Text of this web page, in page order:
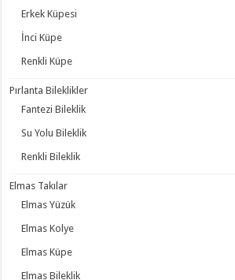
Erkek Küpesi
İnci Küpe
Renkli Küpe
Pırlanta Bileklikler
Fantezi Bileklik
Su Yolu Bileklik
Renkli Bileklik
Elmas Takılar
Elmas Yüzük
Elmas Kolye
Elmas Küpe
Elmas Bileklik